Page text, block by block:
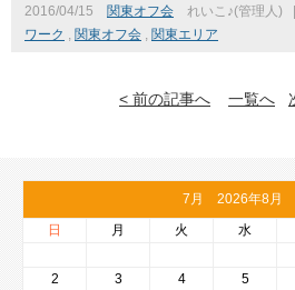
2016/04/15 関東オフ会 れいこ♪(管理人)
ワーク
関東オフ会 関東エリア
< 前の記事へ 一覧へ
7月 2026年8月
日
月 火 水
2
3 4 5